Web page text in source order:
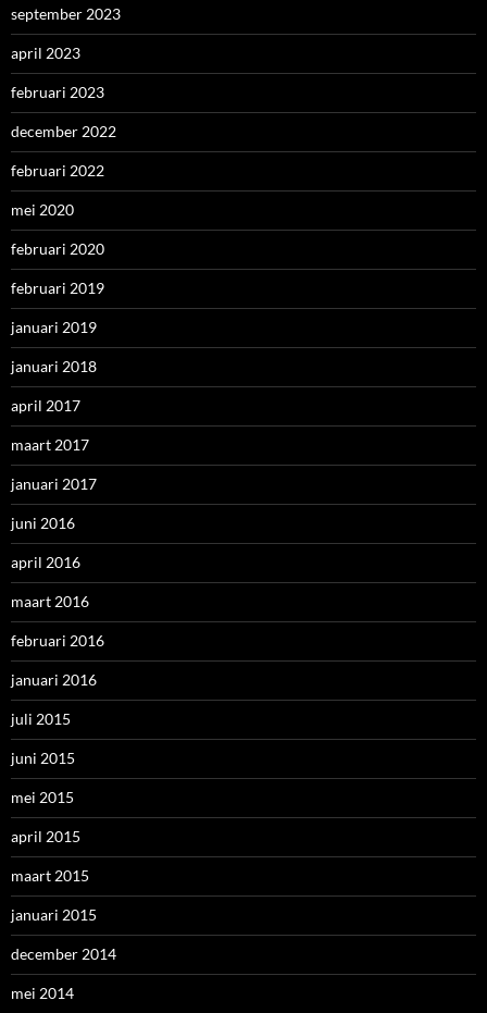
september 2023
april 2023
februari 2023
december 2022
februari 2022
mei 2020
februari 2020
februari 2019
januari 2019
januari 2018
april 2017
maart 2017
januari 2017
juni 2016
april 2016
maart 2016
februari 2016
januari 2016
juli 2015
juni 2015
mei 2015
april 2015
maart 2015
januari 2015
december 2014
mei 2014